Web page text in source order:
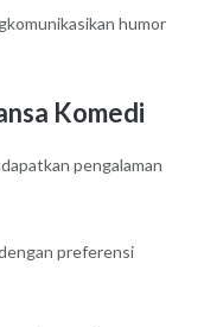
humor
Komedi
pengalaman
preferensi